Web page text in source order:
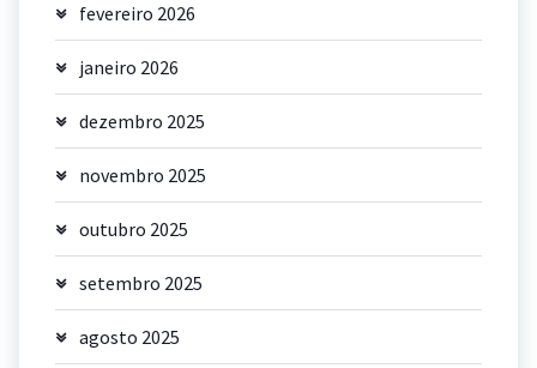
fevereiro 2026
janeiro 2026
dezembro 2025
novembro 2025
outubro 2025
setembro 2025
agosto 2025